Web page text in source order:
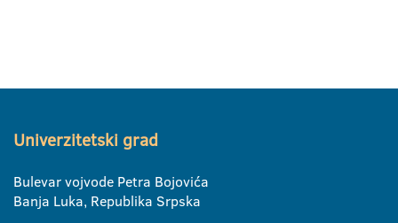
Univerzitetski grad
Bulevar vojvode Petra Bojovića
Banja Luka, Republika Srpska